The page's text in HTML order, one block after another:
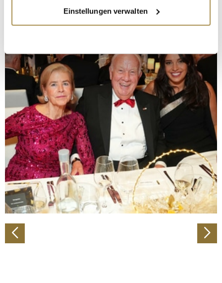
Informationen über Ihre geografische Lage
erfassen, welche bis auf einige Meter genau sein
bestimmten Merkmalen (Fingerprinting) identifizieren
Erfahren Sie mehr darüber, wie Ihre persönlichen Daten
verarbeitet werden, und legen Sie Ihre Präferenzen im
Abschnitt Einzelheiten
fest.
Wir verwenden Cookies, um Inhalte und Anzeigen zu
personalisieren, Funktionen für soziale Medien anbieten
zu können und die Zugriffe auf unsere Website zu
analysieren. Außerdem geben wir Informationen zu Ihrer
Verwendung unserer Website an unsere Partner für
soziale Medien, Werbung und Analysen weiter. Unsere
Partner führen diese Informationen möglicherweise mit
weiteren Daten zusammen, die Sie ihnen bereitgestellt
gesammelt haben.
Einstellungen verwalten